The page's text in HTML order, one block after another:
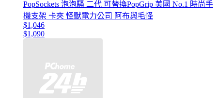
PopSockets 泡泡騷 二代 可替換PopGrip 美國 No.1 時尚手
機支架 卡夾 怪獸電力公司 阿布與毛怪
$1,046
$1,090